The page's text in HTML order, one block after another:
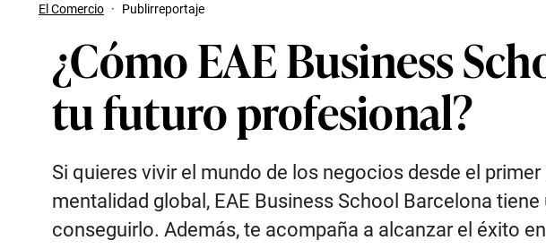
El Comercio · Publirreportaje
¿Cómo EAE Business
tu futuro profesional?
Si quieres vivir el mundo de los negocios desde el
mentalidad global, EAE Business School Barcelona
conseguirlo. Además, te acompaña a alcanzar el éxito